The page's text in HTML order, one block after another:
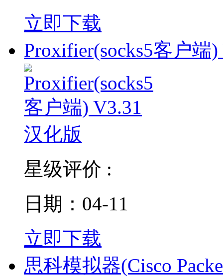
立即下载
Proxifier(socks5客户端
星级评价 :
日期：04-11
立即下载
思科模拟器(Cisco